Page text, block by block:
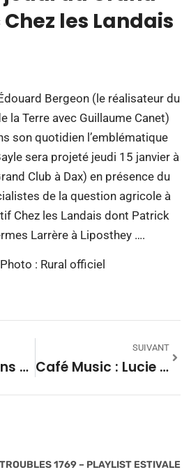
les Landais
Bergeon (le réalisateur du
la Terre avec Guillaume Canet)
son quotidien l’emblématique
sera projeté jeudi 15 janvier à
Club à Dax) en présence du
de la question agricole à
Chez les Landais dont Patrick
Larrère à Liposthey ….
: Rural officiel
« Bienvenue Dans La Capitale Des Landes ! »
SUIVANT
Café Music : Lucie Sue, Femme Puissante
1769 – PLAYLIST ESTIVALE